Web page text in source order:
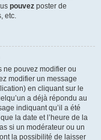
pouvez poster de
etc.
ne pouvez modifier ou
modifier un message
en cliquant sur le
a déjà répondu au
indiquant qu’il a été
la date et l’heure de la
si un modérateur ou un
la possibilité de laisser